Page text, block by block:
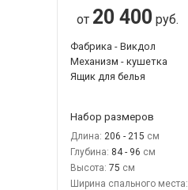
от 20 400 руб.
Фабрика - Викдол
Механизм - кушетка
Ящик для белья
Набор размеров
Длина: 206 - 215
Глубина: 84 - 96
Высота: 75
Ширина спального места: